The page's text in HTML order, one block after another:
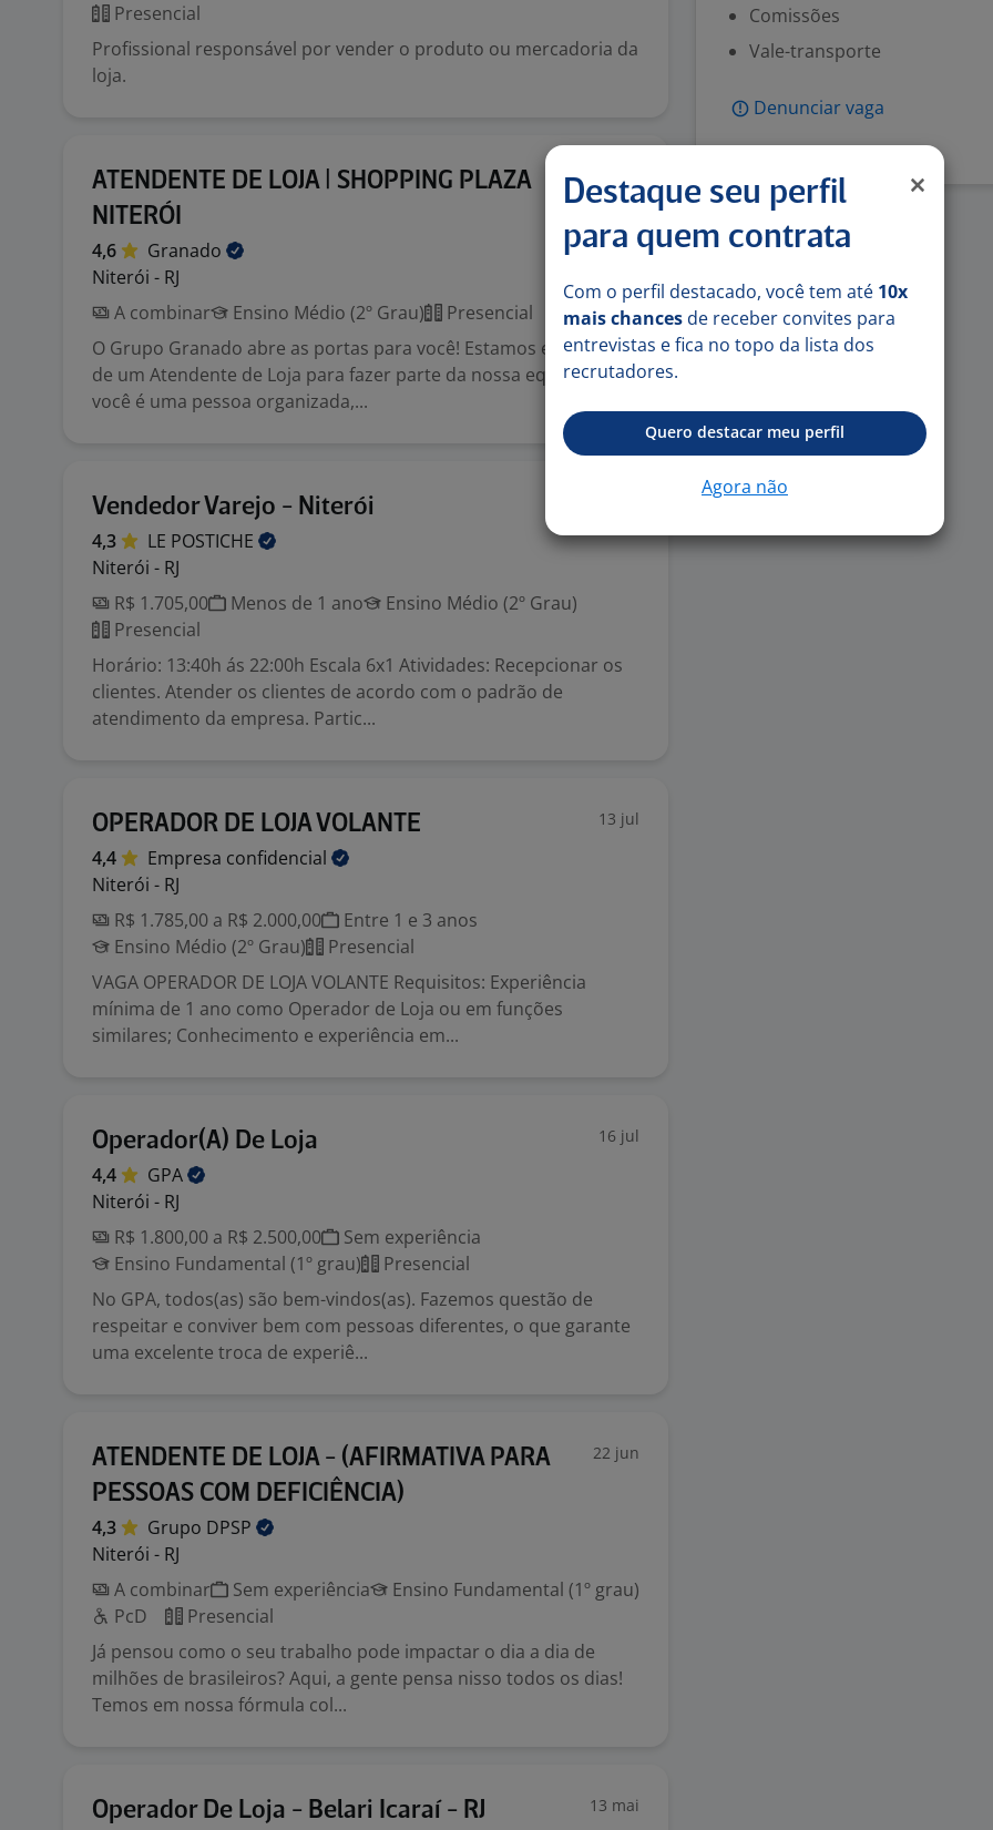
Presencial
Profissional responsável por vender o produto ou mercadoria da
loja.
ATENDENTE DE LOJA | SHOPPING PLAZA
NITERÓI
4 ago
4,6
Granado
Niterói - RJ
A combinar
Ensino Médio (2º Grau)
Presencial
O Grupo Granado abre as portas para você! Estamos em busca
de um Atendente de Loja para fazer parte da nossa equipe. Se
você é uma pessoa organizada,...
Vendedor Varejo - Niterói
4,3 LE POSTICHE
Niterói - RJ
R$ 1.705,00
Menos de 1 ano
Ensino Médio (2º Grau)
Presencial
Horário: 13:40h ás 22:00h Escala 6x1 Atividades: Recepcionar os
clientes. Atender os clientes de acordo com o padrão de
atendimento da empresa. Partic...
OPERADOR DE LOJA VOLANTE 13 jul
4,4 Empresa confidencial
Niterói - RJ
R$ 1.785,00 a R$ 2.000,00
Entre 1 e 3 anos
Ensino Médio (2º Grau)
Presencial
VAGA OPERADOR DE LOJA VOLANTE Requisitos: Experiência
mínima de 1 ano como Operador de Loja ou em funções
similares; Conhecimento e experiência em...
Operador(A) De Loja 16 jul
4,4
GPA
Niterói - RJ
R$ 1.800,00 a R$ 2.500,00
Sem experiência
Ensino Fundamental (1º grau)
Presencial
No GPA, todos(as) são bem-vindos(as). Fazemos questão de
respeitar e conviver bem com pessoas diferentes, o que garante
uma excelente troca de experiê...
ATENDENTE DE LOJA - (AFIRMATIVA PARA
PESSOAS COM DEFICIÊNCIA)
22 jun
4,3 Grupo DPSP
Niterói - RJ
A combinar
Sem experiência
Ensino Fundamental (1º grau)
PcD
Presencial
Já pensou como o seu trabalho pode impactar o dia a dia de
milhões de brasileiros? Aqui, a gente pensa nisso todos os dias!
Temos em nossa fórmula col...
Operador De Loja - Belari Icaraí - RJ 13 mai
Comissões
Vale-transporte
Denunciar vaga
Destaque seu perfil
para quem contrata
Com o perfil destacado, você tem até 10x
mais chances de receber convites para
entrevistas e fica no topo da lista dos
recrutadores.
Quero destacar meu perfil
Agora não